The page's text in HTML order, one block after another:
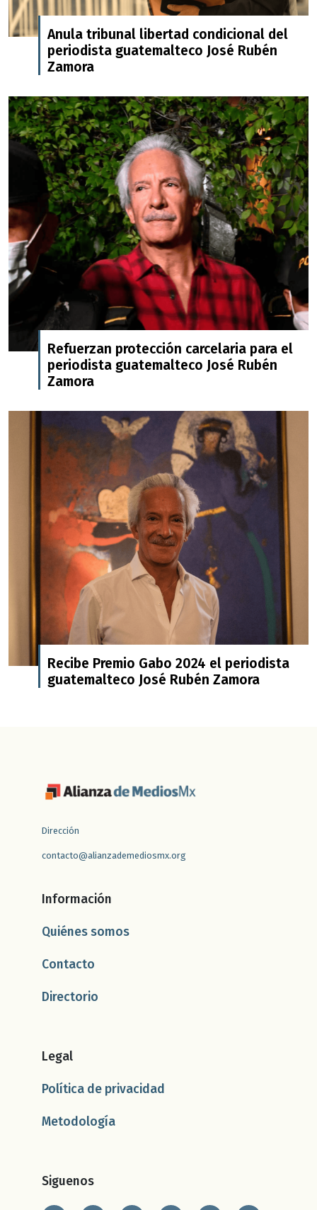
Anula tribunal libertad condicional del
periodista guatemalteco José Rubén
Zamora
Refuerzan protección carcelaria para el
periodista guatemalteco José Rubén
Zamora
Recibe Premio Gabo 2024 el periodista
guatemalteco José Rubén Zamora
Dirección
contacto@alianzademediosmx.org
Información
Quiénes somos
Contacto
Directorio
Legal
Política de privacidad
Metodología
Siguenos